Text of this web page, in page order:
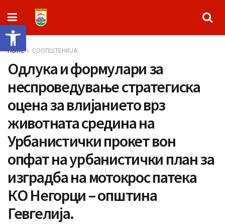
Open toolbar
Home СООПШТЕНИЈА
Одлука и формулари за
неспроведување стратегиска
оцена за влијанието врз
животната средина на
Урбанистички прокет вон
опфат на урбанистички план за
изградба на мотокрос патека
КО Негорци – општина
Гевгелија.